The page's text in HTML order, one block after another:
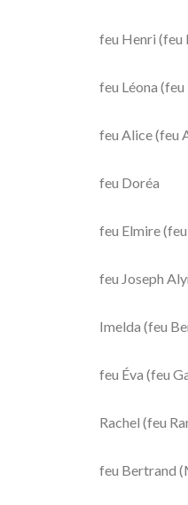
feu Henri (feu
feu Léona
feu Alice (feu
feu Doréa
feu Elmire
feu Joseph
Imelda (feu
feu Éva (feu
Rachel (feu
feu Bertrand